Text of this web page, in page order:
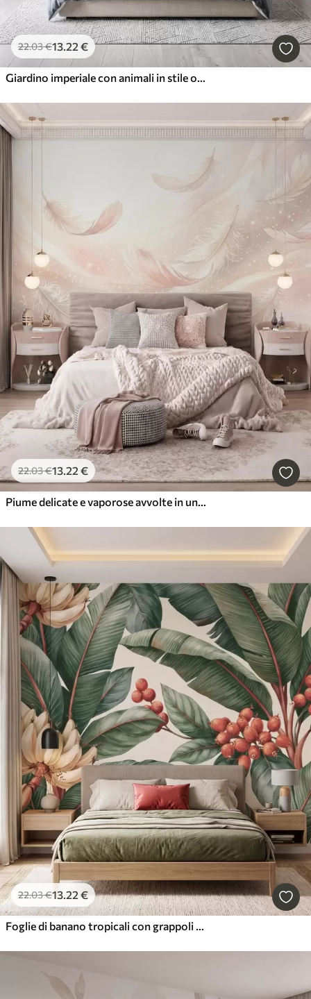
22.03€13.22 €
Giardino imperiale con animali in stile orientale: scimmia, leopardo, tigre, pavone e airone
22.03€13.22 €
Piume delicate e vaporose avvolte in una foschia rosa-pesca dai riflessi luccicanti
22.03€13.22 €
Foglie di banano tropicali con grappoli di bacche di caffè rosse, in stile acquerello